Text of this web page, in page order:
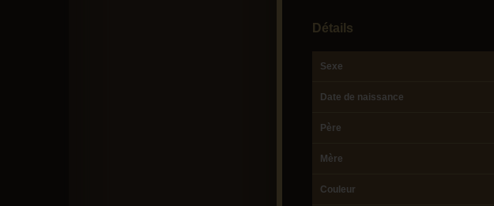
Détails
Sexe
Date de naissance
Père
Mère
Couleur